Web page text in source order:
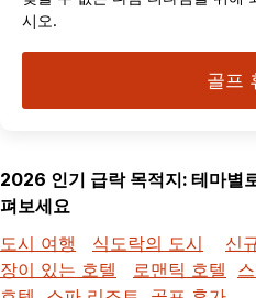
시오.
골프
2026 인기 급락 목적지: 테마별
펴보세요
도시 여행
식도락의 도시 신
장이 있는 호텔
로맨틱 호텔